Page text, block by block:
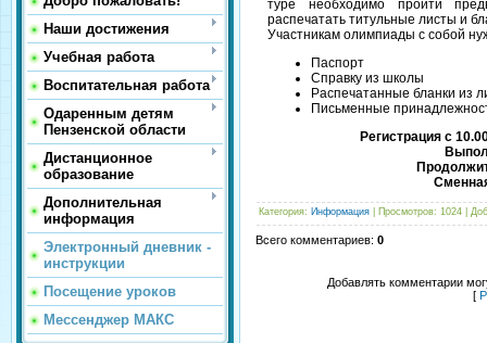
Наши достижения
Учебная работа
Воспитательная работа
Одаренным детям
Пензенской области
Дистанционное
образование
Дополнительная
информация
Электронный дневник -
инструкции
Посещение уроков
Мессенджер МАКС
туре необходимо пройти
распечатать титульные листы и
Участникам олимпиады с собой
Паспорт
Справку из школы
Распечатанные бланки из
Письменные
Регистрация с
Категория: Информация Просмотров: 1024 |
Всего комментариев: 0
Добавлять комментарии
[